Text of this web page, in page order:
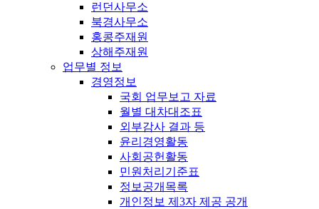
런던사무소
북경사무소
홍콩주재원
상해주재원
업무별 정보
경영정보
국회 업무보고 자료
월별 대차대조표
외부감사 결과 등
윤리경영활동
사회공헌활동
민원처리기준표
정보공개목록
개인정보 제3자 제공 공개